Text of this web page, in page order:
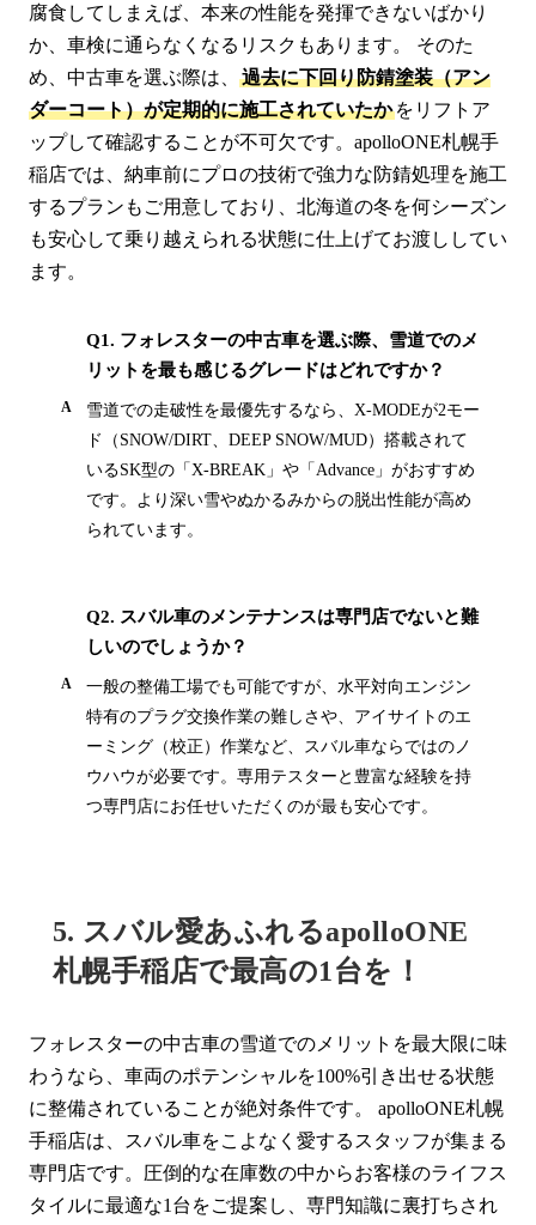
腐食してしまえば、本来の性能を発揮できないばかり
か、車検に通らなくなるリスクもあります。 そのた
め、中古車を選ぶ際は、
過去に下回り防錆塗装（アン
ダーコート）が定期的に施工されていたか をリフトア
ップして確認することが不可欠です。apolloONE札幌手
稲店では、納車前にプロの技術で強力な防錆処理を施工
するプランもご用意しており、北海道の冬を何シーズン
も安心して乗り越えられる状態に仕上げてお渡ししてい
ます。
Q1. フォレスターの中古車を選ぶ際、雪道でのメ
リットを最も感じるグレードはどれですか？
雪道での走破性を最優先するなら、X-MODEが2モー
ド（SNOW/DIRT、DEEP SNOW/MUD）搭載されて
いるSK型の「X-BREAK」や「Advance」がおすすめ
です。より深い雪やぬかるみからの脱出性能が高め
られています。
Q2. スバル車のメンテナンスは専門店でないと難
しいのでしょうか？
一般の整備工場でも可能ですが、水平対向エンジン
特有のプラグ交換作業の難しさや、アイサイトのエ
ーミング（校正）作業など、スバル車ならではのノ
ウハウが必要です。専用テスターと豊富な経験を持
つ専門店にお任せいただくのが最も安心です。
5. スバル愛あふれるapolloONE
札幌手稲店で最高の1台を！
フォレスターの中古車の雪道でのメリットを最大限に味
わうなら、車両のポテンシャルを100%引き出せる状態
に整備されていることが絶対条件です。 apolloONE札幌
手稲店は、スバル車をこよなく愛するスタッフが集まる
専門店です。圧倒的な在庫数の中からお客様のライフス
タイルに最適な1台をご提案し、専門知識に裏打ちされ